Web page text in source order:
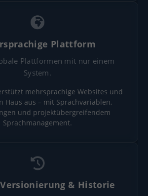
Plattform
Plattformen mit nur einem
System.
mehrsprachige Websites und
Haus aus – mit Sprachvariablen,
und projektübergreifendem
Sprachmanagement.
& Historie